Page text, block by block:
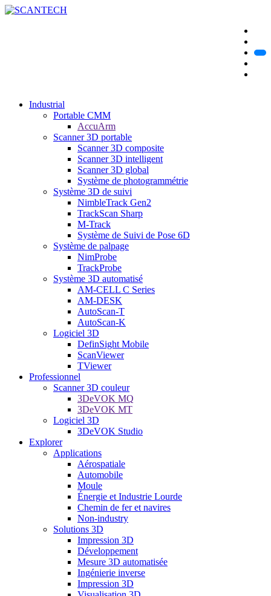
Industrial
Portable CMM
AccuArm
Scanner 3D portable
Scanner 3D composite
Scanner 3D intelligent
Scanner 3D global
Système de photogrammétrie
Système 3D de suivi
NimbleTrack Gen2
TrackScan Sharp
M-Track
Système de Suivi de Pose 6D
Système de palpage
NimProbe
TrackProbe
Système 3D automatisé
AM-CELL C Series
AM-DESK
AutoScan-T
AutoScan-K
Logiciel 3D
DefinSight Mobile
ScanViewer
TViewer
Professionnel
Scanner 3D couleur
3DeVOK MQ
3DeVOK MT
Logiciel 3D
3DeVOK Studio
Explorer
Applications
Aérospatiale
Automobile
Moule
Énergie et Industrie Lourde
Chemin de fer et navires
Non-industry
Solutions 3D
Impression 3D
Développement
Mesure 3D automatisée
Ingénierie inverse
Impression 3D